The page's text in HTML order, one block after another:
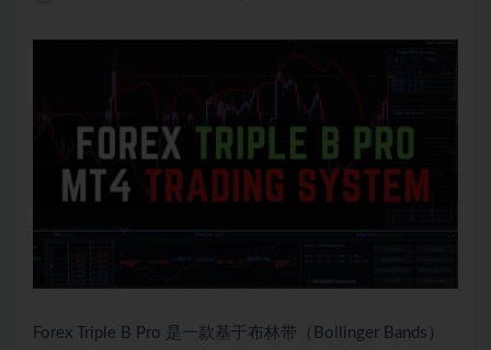
Forex Triple B Pro 是一款基于布林带（Bollinger Bands）